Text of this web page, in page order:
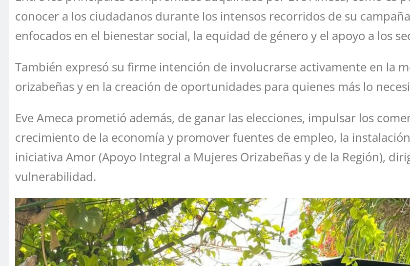
conocer a los ciudadanos durante los intensos recorridos de su
enfocados en el bienestar social, la equidad de género y el apoyo a los
También expresó su firme intención de involucrarse activamente en la
orizabeñas y en la creación de oportunidades para quienes más lo
Eve Ameca prometió además, de ganar las elecciones, impulsar los
crecimiento de la economía y promover fuentes de empleo, la
iniciativa Amor (Apoyo Integral a Mujeres Orizabeñas y de la Región),
vulnerabilidad.